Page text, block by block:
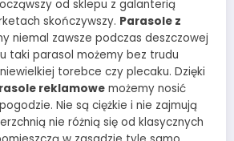
od sklepu z galanterią
skończywszy. Parasole z
niemal zawsze podczas deszczowej
taki parasol możemy bez trudu
torebce czy plecaku. Dzięki
reklamowe możemy nosić
Nie są ciężkie i nie zajmują
nie różnią się od klasycznych